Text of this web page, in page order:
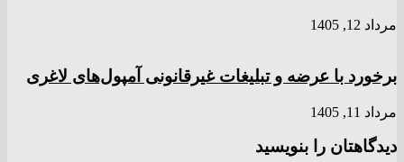
مرداد 12, 1405
برخورد با عرضه و تبلیغات غیرقانونی آمپول‌های لاغری
مرداد 11, 1405
دیدگاهتان را بنویسید